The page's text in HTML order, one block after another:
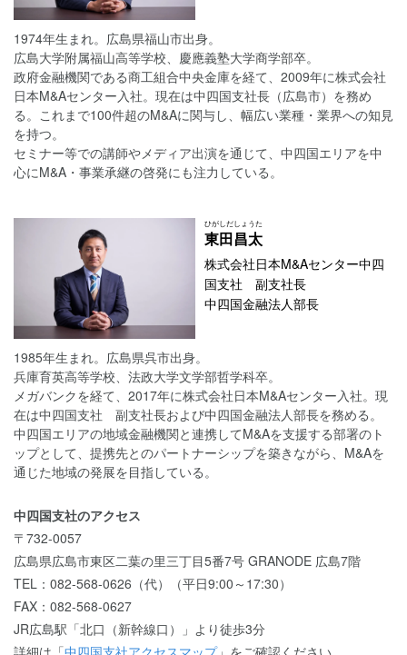
1974年生まれ。広島県福山市出身。
広島大学附属福山高等学校、慶應義塾大学商学部卒。
政府金融機関である商工組合中央金庫を経て、2009年に株式会社
日本M&Aセンター入社。現在は中四国支社長（広島市）を務め
る。これまで100件超のM&Aに関与し、幅広い業種・業界への知見
を持つ。
セミナー等での講師やメディア出演を通じて、中四国エリアを中
心にM&A・事業承継の啓発にも注力している。
東田
ひがしだ
昌太
しょうた
株式会社日本M&Aセンター中四
国支社 副支社長
中四国金融法人部長
1985年生まれ。広島県呉市出身。
兵庫育英高等学校、法政大学文学部哲学科卒。
メガバンクを経て、2017年に株式会社日本M&Aセンター入社。現
在は中四国支社 副支社長および中四国金融法人部長を務める。
中四国エリアの地域金融機関と連携してM&Aを支援する部署のト
ップとして、提携先とのパートナーシップを築きながら、M&Aを
通じた地域の発展を目指している。
中四国支社のアクセス
〒732-0057
広島県広島市東区二葉の里三丁目5番7号 GRANODE 広島7階
TEL：082-568-0626（代）（平日9:00～17:30）
FAX：082-568-0627
JR広島駅「北口（新幹線口）」より徒歩3分